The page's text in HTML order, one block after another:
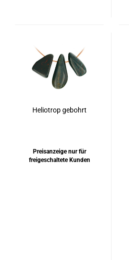
Heliotrop gebohrt
Preisanzeige nur für
freigeschaltete Kunden